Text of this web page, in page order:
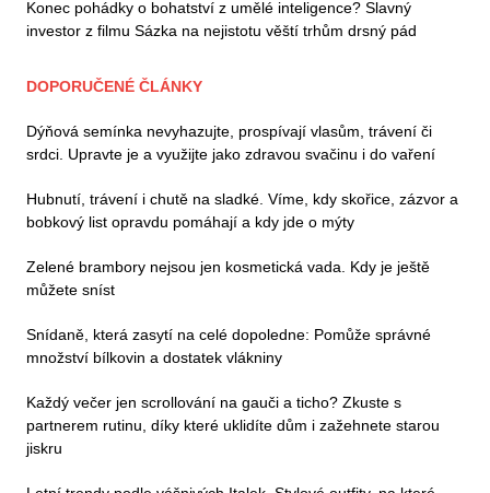
Konec pohádky o bohatství z umělé inteligence? Slavný
investor z filmu Sázka na nejistotu věští trhům drsný pád
DOPORUČENÉ ČLÁNKY
Dýňová semínka nevyhazujte, prospívají vlasům, trávení či
srdci. Upravte je a využijte jako zdravou svačinu i do vaření
Hubnutí, trávení i chutě na sladké. Víme, kdy skořice, zázvor a
bobkový list opravdu pomáhají a kdy jde o mýty
Zelené brambory nejsou jen kosmetická vada. Kdy je ještě
můžete sníst
Snídaně, která zasytí na celé dopoledne: Pomůže správné
množství bílkovin a dostatek vlákniny
Každý večer jen scrollování na gauči a ticho? Zkuste s
partnerem rutinu, díky které uklidíte dům i zažehnete starou
jiskru